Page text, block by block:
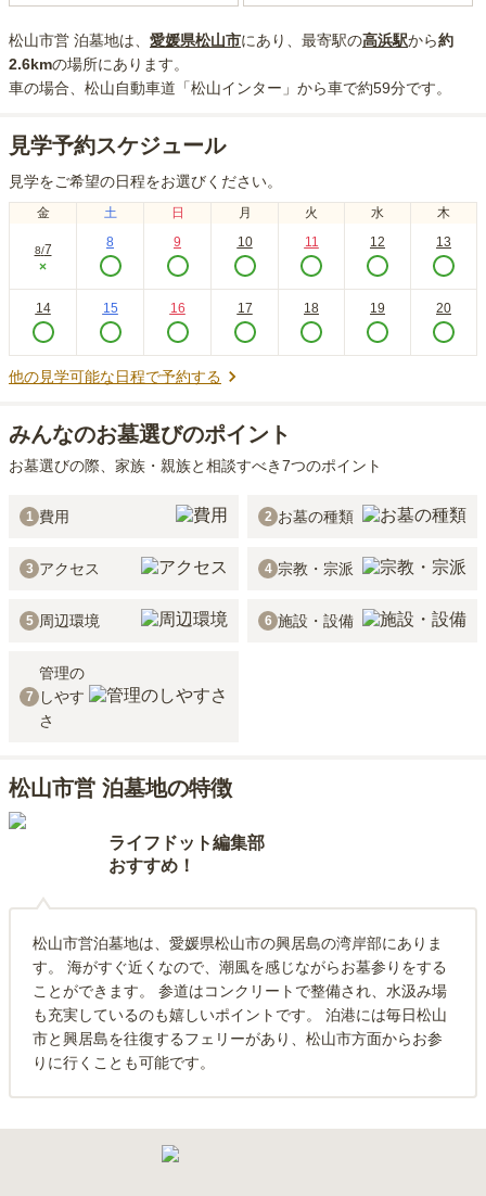
松山市営 泊墓地は、 愛媛県松山市にあり 、最寄駅の高浜駅から約
2.6kmの場所にあり ます。
車の場合 、松山自動車道「松山インター」から車で約59分です。
見学予約スケジュール
見学をご希望の日程をお選びください。
金 土 日 月 火 水 木
8/7
×
8 9 10 11 12 13
14 15 16 17 18 19 20
他の見学可能な日程で予約する
みんなのお墓選びのポイント
お墓選びの際、家族・親族と相談すべき7つのポイント
1 費用 2 お墓の種類
3 アクセス 4 宗教・宗派
5 周辺環境 6 施設・設備
7
管理の
しやす
さ
松山市営 泊墓地の特徴
ライフドット編集部
おすすめ！
松山市営泊墓地は、愛媛県松山市の興居島の湾岸部にありま
す。 海がすぐ近くなので、潮風を感じながらお墓参りをする
ことができます。 参道はコンクリートで整備され、水汲み場
も充実しているのも嬉しいポイントです。 泊港には毎日松山
市と興居島を往復するフェリーがあり、松山市方面からお参
りに行くことも可能です。